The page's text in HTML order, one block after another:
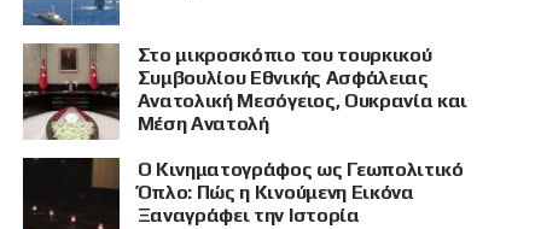
Στο μικροσκόπιο του τουρκικού
Συμβουλίου Εθνικής Ασφάλειας
Ανατολική Μεσόγειος, Ουκρανία και
Μέση Ανατολή
Ο Κινηματογράφος ως Γεωπολιτικό
Όπλο: Πώς η Κινούμενη Εικόνα
Ξαναγράφει την Ιστορία